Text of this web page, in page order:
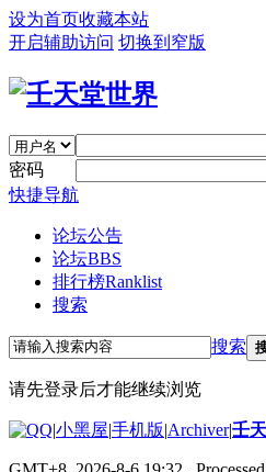
设为首页收藏本站
开启辅助访问 切换到窄版
密码
快捷导航
论坛公告
论坛BBS
排行榜Ranklist
搜索
搜索
请先登录后才能继续浏览
|小黑屋|手机版|Archiver|壬